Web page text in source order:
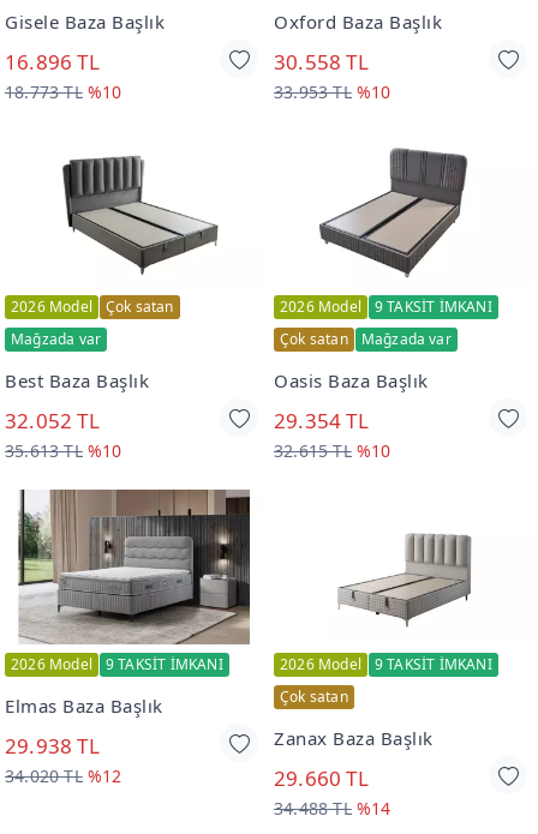
Gisele Baza Başlık
16.896 TL
18.773 TL %10
Oxford Baza Başlık
30.558 TL
33.953 TL %10
2026 Model
Çok satan
Mağzada var
Best Baza Başlık
32.052 TL
35.613 TL %10
2026 Model
9 TAKSİT İMKANI
Çok satan
Mağzada var
Oasis Baza Başlık
29.354 TL
32.615 TL %10
2026 Model 9 TAKSİT İMKANI
Elmas Baza Başlık
29.938 TL
34.020 TL %12
2026 Model
9 TAKSİT İMKANI
Çok satan
Zanax Baza Başlık
29.660 TL
34.488 TL %14